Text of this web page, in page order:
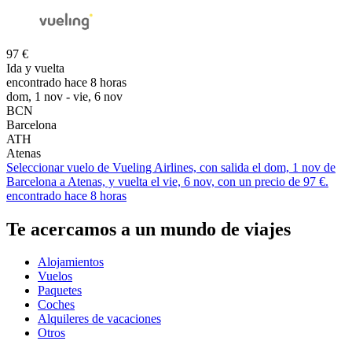
97 €
Ida y vuelta
encontrado hace 8 horas
dom, 1 nov - vie, 6 nov
BCN
Barcelona
ATH
Atenas
Seleccionar vuelo de Vueling Airlines, con salida el dom, 1 nov de
Barcelona a Atenas, y vuelta el vie, 6 nov, con un precio de 97 €.
encontrado hace 8 horas
Te acercamos a un mundo de viajes
Alojamientos
Vuelos
Paquetes
Coches
Alquileres de vacaciones
Otros